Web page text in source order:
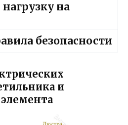
на
безопасности
и